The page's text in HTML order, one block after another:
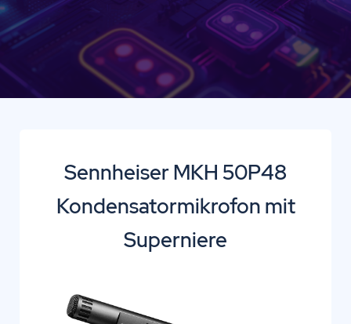
Sennheiser MKH 50P48
Kondensatormikrofon mit
Superniere